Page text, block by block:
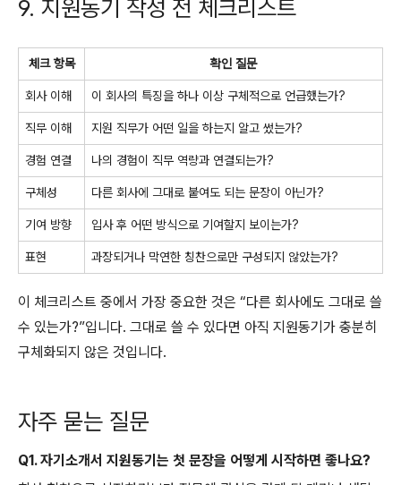
9. 지원동기 작성 전 체크리스트
체크 항목 확인 질문
회사 이해 이 회사의 특징을 하나 이상 구체적으로 언급했는가?
직무 이해 지원 직무가 어떤 일을 하는지 알고 썼는가?
경험 연결 나의 경험이 직무 역량과 연결되는가?
구체성 다른 회사에 그대로 붙여도 되는 문장이 아닌가?
기여 방향 입사 후 어떤 방식으로 기여할지 보이는가?
표현 과장되거나 막연한 칭찬으로만 구성되지 않았는가?
이 체크리스트 중에서 가장 중요한 것은 “다른 회사에도 그대로 쓸
수 있는가?”입니다. 그대로 쓸 수 있다면 아직 지원동기가 충분히
구체화되지 않은 것입니다.
자주 묻는 질문
Q1. 자기소개서 지원동기는 첫 문장을 어떻게 시작하면 좋나요?